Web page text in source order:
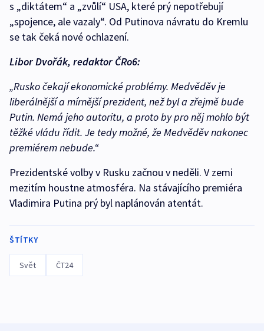
s „diktátem“ a „zvůlí“ USA, které prý nepotřebují
„spojence, ale vazaly“. Od Putinova návratu do Kremlu
se tak čeká nové ochlazení.
Libor Dvořák, redaktor ČRo6:
„Rusko čekají ekonomické problémy. Medvěděv je
liberálnější a mírnější prezident, než byl a zřejmě bude
Putin. Nemá jeho autoritu, a proto by pro něj mohlo být
těžké vládu řídit. Je tedy možné, že Medvěděv nakonec
premiérem nebude.“
Prezidentské volby v Rusku začnou v neděli. V zemi
mezitím houstne atmosféra. Na stávajícího premiéra
Vladimira Putina prý byl naplánován atentát.
ŠTÍTKY
Svět ČT24